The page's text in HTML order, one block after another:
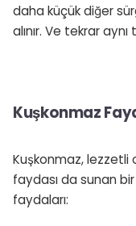
daha küçük diğer
alınır. Ve tekrar
Kuşkonmaz
Kuşkonmaz, lezzetli
faydası da sunan
faydaları: